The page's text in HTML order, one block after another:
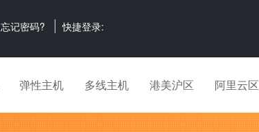
忘记密码? 快捷登录:
弹性主机 多线主机 港美沪区 阿里云区